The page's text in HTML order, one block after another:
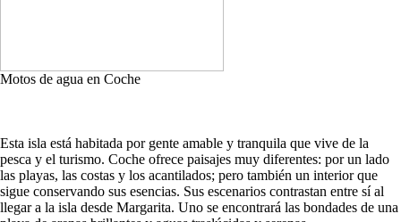
Motos de agua en Coche
Esta isla está habitada por gente amable y tranquila que vive de la
pesca y el turismo. Coche ofrece paisajes muy diferentes: por un lado
las playas, las costas y los acantilados; pero también un interior que
sigue conservando sus esencias. Sus escenarios contrastan entre sí al
llegar a la isla desde Margarita. Uno se encontrará las bondades de una